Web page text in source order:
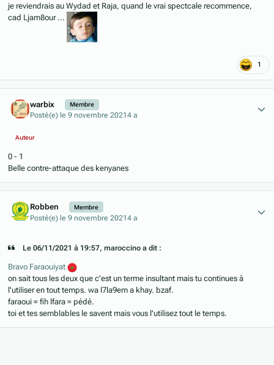
je reviendrais au Wydad et Raja, quand le vrai spectcale recommence,
cad Ljam8our ...
1
warbix Membre
Posté(e) le 9 novembre 20214 a
Auteur
0 - 1
Belle contre-attaque des kenyanes
Robben Membre
Posté(e) le 9 novembre 20214 a
Le 06/11/2021 à 19:57, maroccino a dit :
Bravo Faraouiyat
on sait tous les deux que c'est un terme insultant mais tu continues à
l'utiliser en tout temps. wa l7la9em a khay. bzaf.
faraoui = fih lfara = pédé.
toi et tes semblables le savent mais vous l'utilisez tout le temps.